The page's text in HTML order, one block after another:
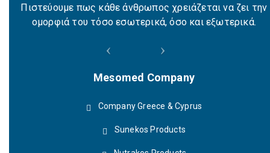
Πιστεύουμε πως κάθε άνθρωπος χρειάζεται να ζει την
ομορφιά του τόσο εσωτερικά, όσο και εξωτερικά.
Mesomed Company
Company Greece & Cyprus
Sunekos Products